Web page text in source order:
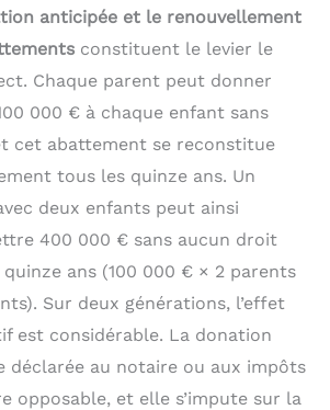
anticipée et le renouvellement
constituent le levier le
Chaque parent peut donner
000 € à chaque enfant sans
cet abattement se reconstitue
tous les quinze ans. Un
deux enfants peut ainsi
400 000 € sans aucun droit
ans (100 000 € × 2 parents
Sur deux générations, l’effet
est considérable. La donation
déclarée au notaire ou aux impôts
opposable, et elle s’impute sur la